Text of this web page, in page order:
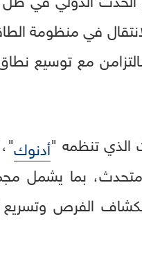
في منظومة
بالتزامن مع توسيع
الذي تنظمه "أدنوك
شركة عارضة و1,800 متحدث،
الفرص